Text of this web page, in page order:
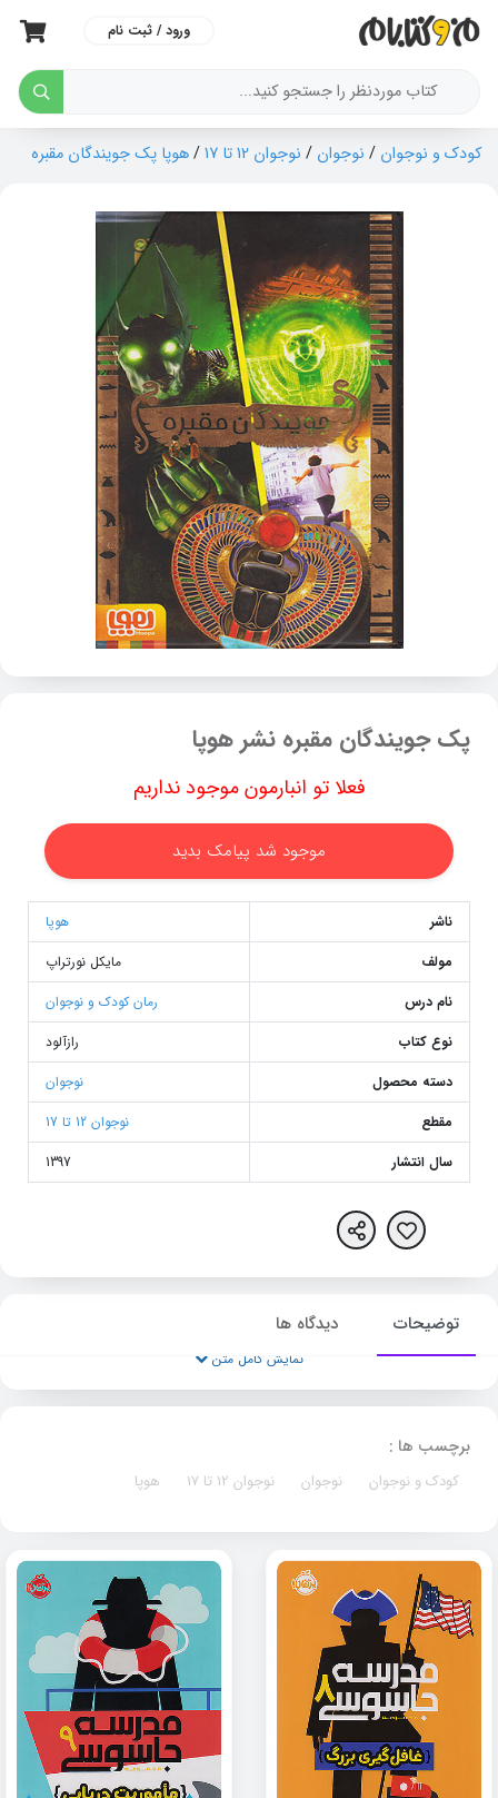
ورود / ثبت نام
کودک و نوجوان / نوجوان / نوجوان 12 تا 17 /هوپا پک جویندگان مقبره
پک جویندگان مقبره نشر هوپا
فعلا تو انبارمون موجود نداریم
موجود شد پیامک بدید
ناشر
هوپا
مولف
مایکل نورتراپ
نام درس
رمان کودک و نوجوان
نوع کتاب
رازآلود
دسته محصول
نوجوان
مقطع
نوجوان 12 تا 17
سال انتشار
1397
توضیحات دیدگاه ها
نمایش کامل متن
برچسب ها :
کودک و نوجوان نوجوان نوجوان 12 تا 17 هوپا